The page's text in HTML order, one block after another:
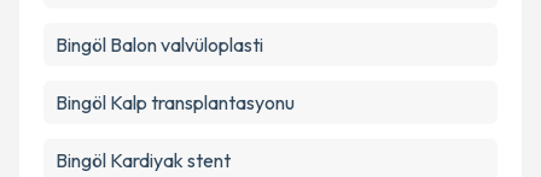
Kişisel verilerimin işlenmesine ilişkin
Takvim Talebini Gönder
Bingöl Balon valvüloplasti
Bingöl Kalp transplantasyonu
Bingöl Kardiyak stent